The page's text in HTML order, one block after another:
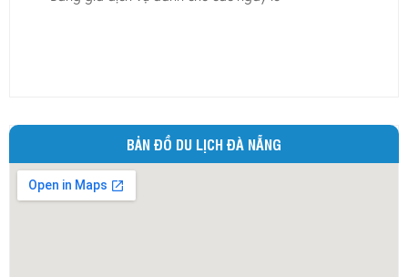
Quảng Bình
Quảng Ngãi
Quảng Ninh
BẢN ĐỒ DU LỊCH ĐÀ NẴNG